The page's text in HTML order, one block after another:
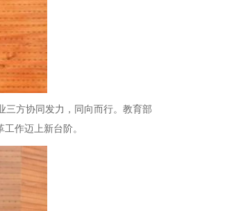
方协同发力，同向而行。教育部
作迈上新台阶。